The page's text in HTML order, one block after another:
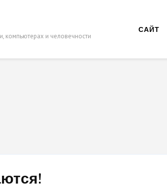
компьютерах и человечности
САЙТ